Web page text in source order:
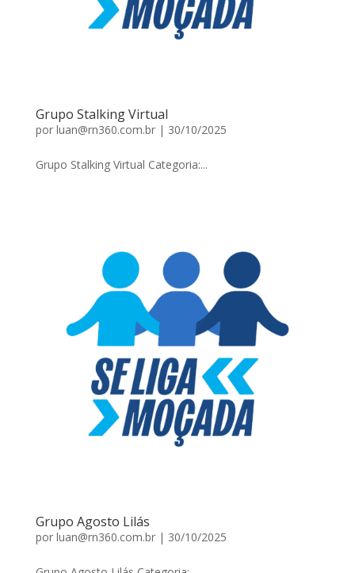
Grupo Stalking Virtual
por luan@rn360.com.br| 30/10/2025
Grupo Stalking Virtual Categoria:...
Grupo Agosto Lilás
por luan@rn360.com.br| 30/10/2025